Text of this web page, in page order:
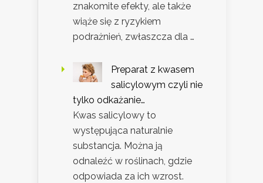
znakomite efekty, ale także
wiąże się z ryzykiem
podrażnień, zwłaszcza dla …
Preparat z kwasem
salicylowym czyli nie
tylko odkażanie…
Kwas salicylowy to
występująca naturalnie
substancja. Można ją
odnaleźć w roślinach, gdzie
odpowiada za ich wzrost.